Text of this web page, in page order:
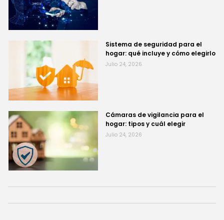
Sistema de seguridad para el
hogar: qué incluye y cómo elegirlo
Julio 24, 2026
Cámaras de vigilancia para el
hogar: tipos y cuál elegir
Julio 24, 2026